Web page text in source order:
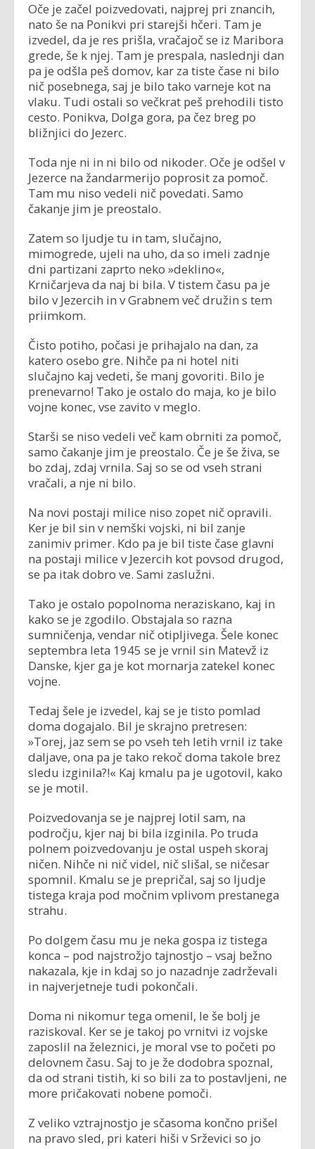
Oče je začel poizvedovati, najprej pri znancih,
nato še na Ponikvi pri starejši hčeri. Tam je
izvedel, da je res prišla, vračajoč se iz Maribora
grede, še k njej. Tam je prespala, naslednji dan
pa je odšla peš domov, kar za tiste čase ni bilo
nič posebnega, saj je bilo tako varneje kot na
vlaku. Tudi ostali so večkrat peš prehodili tisto
cesto. Ponikva, Dolga gora, pa čez breg po
bližnjici do Jezerc.
Toda nje ni in ni bilo od nikoder. Oče je odšel v
Jezerce na žandarmerijo poprosit za pomoč.
Tam mu niso vedeli nič povedati. Samo
čakanje jim je preostalo.
Zatem so ljudje tu in tam, slučajno,
mimogrede, ujeli na uho, da so imeli zadnje
dni partizani zaprto neko »deklino«,
Krničarjeva da naj bi bila. V tistem času pa je
bilo v Jezercih in v Grabnem več družin s tem
priimkom.
Čisto potiho, počasi je prihajalo na dan, za
katero osebo gre. Nihče pa ni hotel niti
slučajno kaj vedeti, še manj govoriti. Bilo je
prenevarno! Tako je ostalo do maja, ko je bilo
vojne konec, vse zavito v meglo.
Starši se niso vedeli več kam obrniti za pomoč,
samo čakanje jim je preostalo. Če je še živa, se
bo zdaj, zdaj vrnila. Saj so se od vseh strani
vračali, a nje ni bilo.
Na novi postaji milice niso zopet nič opravili.
Ker je bil sin v nemški vojski, ni bil zanje
zanimiv primer. Kdo pa je bil tiste čase glavni
na postaji milice v Jezercih kot povsod drugod,
se pa itak dobro ve. Sami zaslužni.
Tako je ostalo popolnoma neraziskano, kaj in
kako se je zgodilo. Obstajala so razna
sumničenja, vendar nič otipljivega. Šele konec
septembra leta 1945 se je vrnil sin Matevž iz
Danske, kjer ga je kot mornarja zatekel konec
vojne.
Tedaj šele je izvedel, kaj se je tisto pomlad
doma dogajalo. Bil je skrajno pretresen:
»Torej, jaz sem se po vseh teh letih vrnil iz take
daljave, ona pa je tako rekoč doma takole brez
sledu izginila?!« Kaj kmalu pa je ugotovil, kako
se je motil.
Poizvedovanja se je najprej lotil sam, na
področju, kjer naj bi bila izginila. Po truda
polnem poizvedovanju je ostal uspeh skoraj
ničen. Nihče ni nič videl, nič slišal, se ničesar
spomnil. Kmalu se je prepričal, saj so ljudje
tistega kraja pod močnim vplivom prestanega
strahu.
Po dolgem času mu je neka gospa iz tistega
konca – pod najstrožjo tajnostjo – vsaj bežno
nakazala, kje in kdaj so jo nazadnje zadrževali
in najverjetneje tudi pokončali.
Doma ni nikomur tega omenil, le še bolj je
raziskoval. Ker se je takoj po vrnitvi iz vojske
zaposlil na železnici, je moral vse to početi po
delovnem času. Saj to je že dodobra spoznal,
da od strani tistih, ki so bili za to postavljeni, ne
more pričakovati nobene pomoči.
Z veliko vztrajnostjo je sčasoma končno prišel
na pravo sled, pri kateri hiši v Srževici so jo